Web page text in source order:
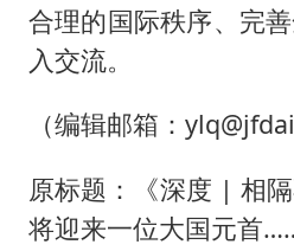
合理的国际秩序、完
入交流。
（编辑邮箱：
原标题：《深度 | 相
将迎来一位大国元首